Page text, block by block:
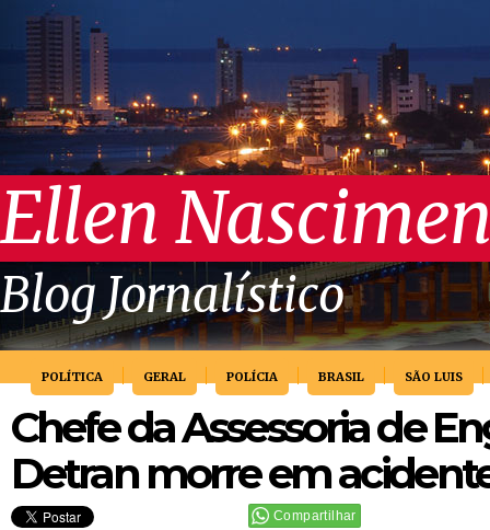
Ellen
Blog Jornalístico
POLÍTICA GERAL POLÍCIA BRASIL SÃO LUIS
Chefe da Assessoria de
Detran morre em
Compartilhar